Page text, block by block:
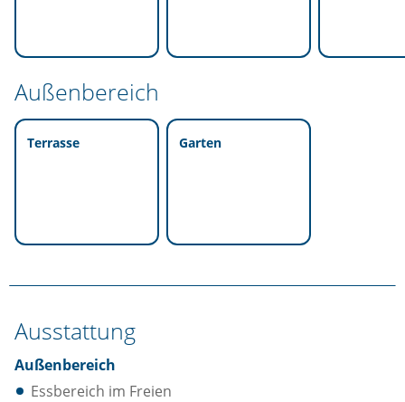
Außenbereich
Terrasse Garten
Ausstattung
Außenbereich
Essbereich im Freien